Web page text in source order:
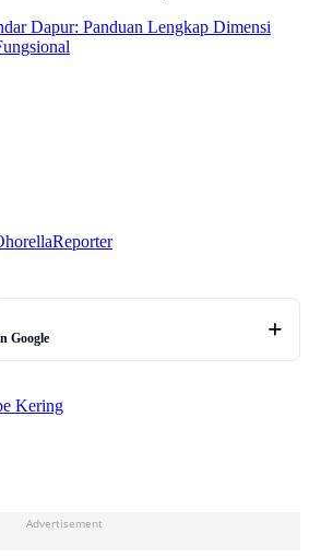
Dapur: Panduan Lengkap Dimensi
Reporter
Google
Kering
Advertisement